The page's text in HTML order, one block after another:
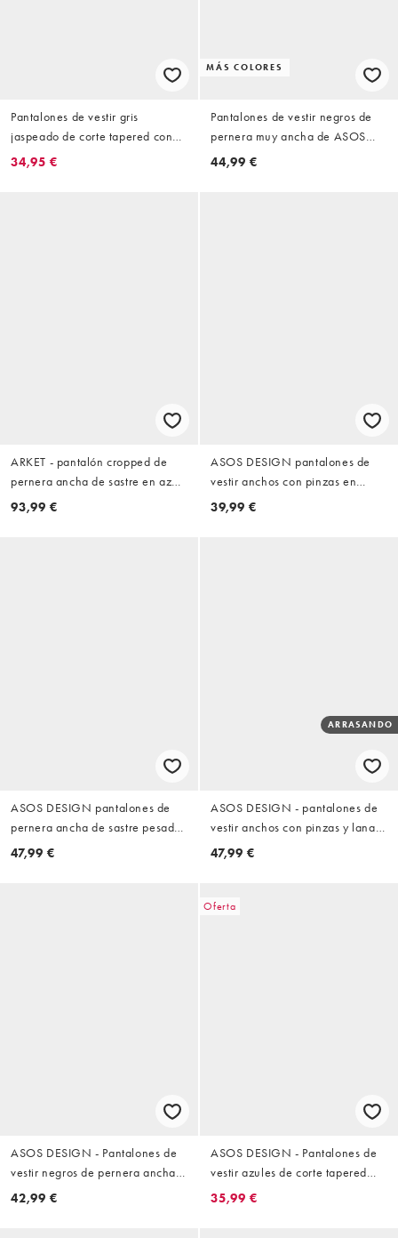
Pantalones de vestir gris
jaspeado de corte tapered con
cordón ajustable en la cintura de
34,95 €
MÁS COLORES
Pantalones de vestir negros de
pernera muy ancha de ASOS
DESIGN
44,99 €
ARKET - pantalón cropped de
pernera ancha de sastre en azul
marino
93,99 €
ASOS DESIGN pantalones de
vestir anchos con pinzas en
marrón cálido
39,99 €
ASOS DESIGN pantalones de
pernera ancha de sastre pesados
de algodón 100 % en negro
47,99 €
ARRASANDO
ASOS DESIGN - pantalones de
vestir anchos con pinzas y lana
en espiga gris carbón
47,99 €
ASOS DESIGN - Pantalones de
vestir negros de pernera ancha
con cintura elástica de sirsaca
42,99 €
Oferta
ASOS DESIGN - Pantalones de
vestir azules de corte tapered
con cinturilla elástica de sirsaca
35,99 €